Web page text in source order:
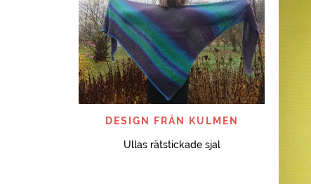
SNABBTITT
DESIGN FRÅN KULMEN
Ullas rätstickade sjal